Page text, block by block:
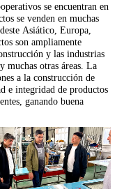
se encuentran en
se venden en muchas
Asiático, Europa,
son ampliamente
y las industrias
muchas otras áreas. La
a la construcción de
e integridad de productos
ganando buena